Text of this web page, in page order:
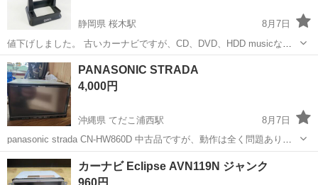
静岡県 桜木駅
8月7日
値下げしました。 古いカーナビですが、CD、DVD、HDD musicなど
問題なく使えます、スピーカー内蔵で家庭用電源(100V)でも使用でき
ますので、audio代わりに如何でしょうか？
静岡 静岡市
PANASONIC STRADA
4,000円
沖縄県 てだこ浦西駅
8月7日
panasonic strada CN-HW860D 中古品ですが、動作は全く問題ありま
せん。 Bluetooth内蔵 GPSアンテナがありません。 3N
沖縄 中頭郡 てだこ浦西駅
カーナビ Eclipse AVN119N ジャンク
960円